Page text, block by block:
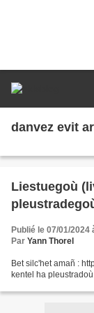
danvez evit
Liestuegoù
Publié le 07/01/2024
Par Yann Thorel
Bet silc'het amañ :
kentel ha